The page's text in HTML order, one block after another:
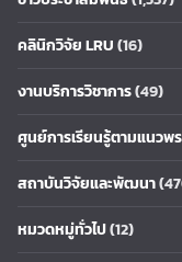
คลินิกวิจัย LRU(16)
งานบริการวิชาการ(49)
ศูนย์การเรียนรู้ตามแนวพร
สถาบันวิจัยและพัฒนา
หมวดหมู่ทั่วไป(12)